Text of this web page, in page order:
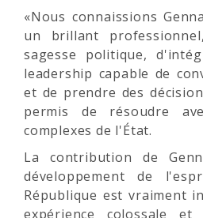
«Nous connaissions
un brillant
sagesse politique,
leadership capable de
et de prendre des
permis de résoudre
complexes de l'État.
La contribution de
développement de
République est vraiment
expérience colossale